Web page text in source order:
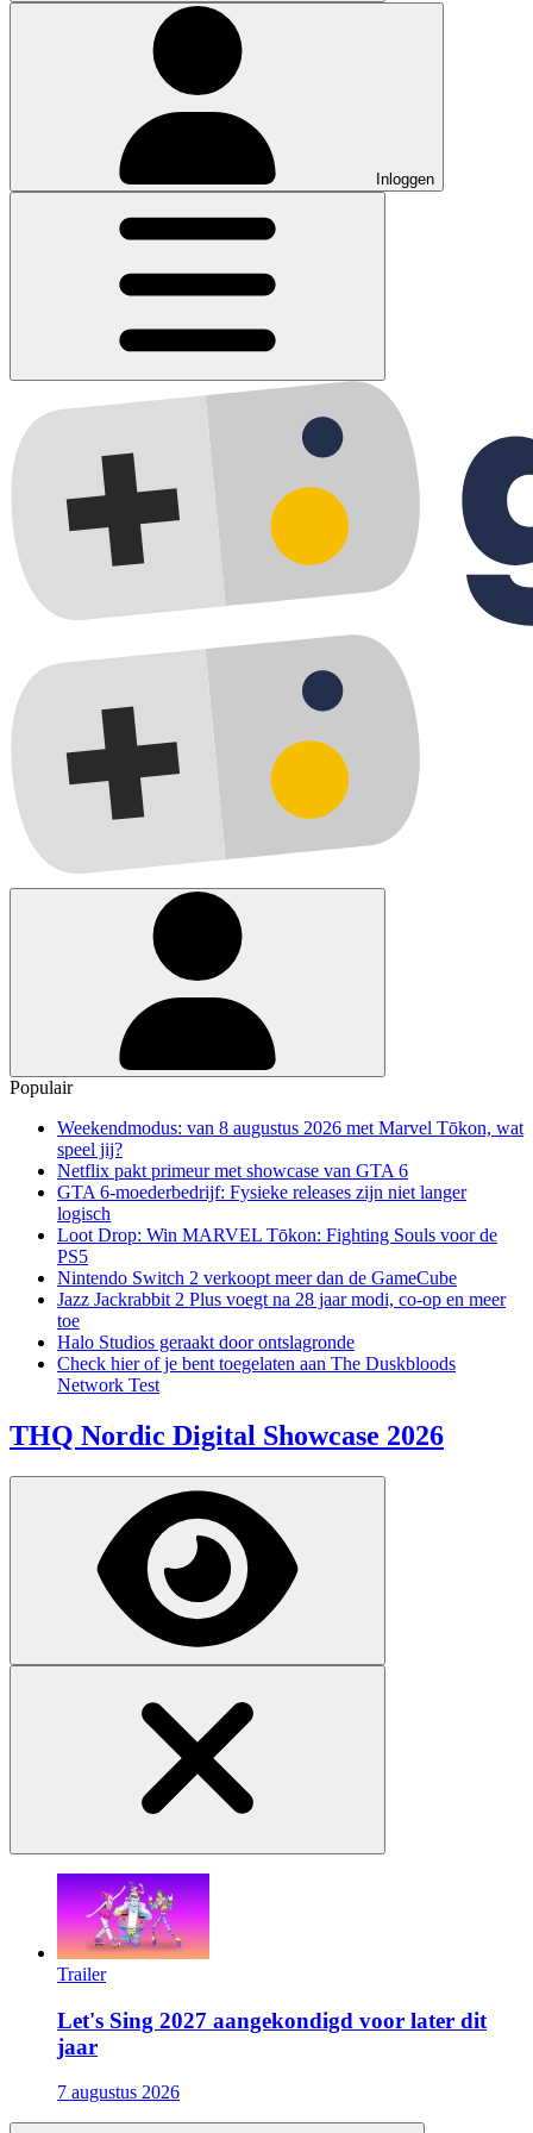
Inloggen
Populair
Weekendmodus: van 8 augustus 2026 met Marvel Tōkon, wat
speel jij?
Netflix pakt primeur met showcase van GTA 6
GTA 6-moederbedrijf: Fysieke releases zijn niet langer
logisch
Loot Drop: Win MARVEL Tōkon: Fighting Souls voor de
PS5
Nintendo Switch 2 verkoopt meer dan de GameCube
Jazz Jackrabbit 2 Plus voegt na 28 jaar modi, co-op en meer
toe
Halo Studios geraakt door ontslagronde
Check hier of je bent toegelaten aan The Duskbloods
Network Test
THQ Nordic Digital Showcase 2026
Trailer
Let's Sing 2027 aangekondigd voor later dit
jaar
7 augustus 2026